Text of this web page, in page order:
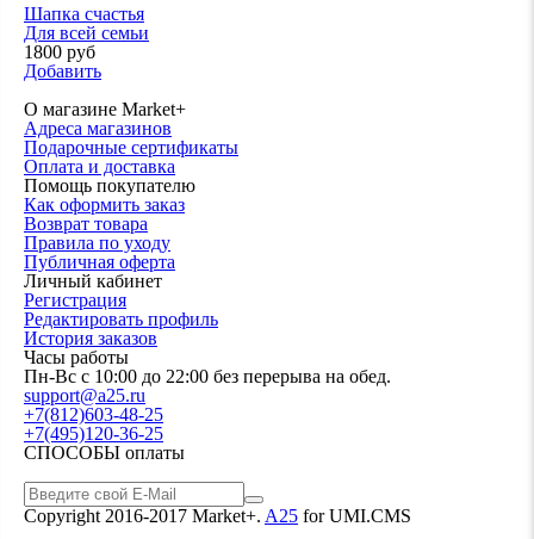
Шапка счастья
Для всей семьи
1800 руб
Добавить
О магазине Market+
Адреса магазинов
Подарочные сертификаты
Оплата и доставка
Помощь покупателю
Как оформить заказ
Возврат товара
Правила по уходу
Публичная оферта
Личный кабинет
Регистрация
Редактировать профиль
История заказов
Часы работы
Пн-Вс с 10:00 до 22:00 без перерыва на обед.
support@a25.ru
+7(812)603-48-25
+7(495)120-36-25
СПОСОБЫ оплаты
Copyright 2016-2017 Market+. A25 for UMI.CMS